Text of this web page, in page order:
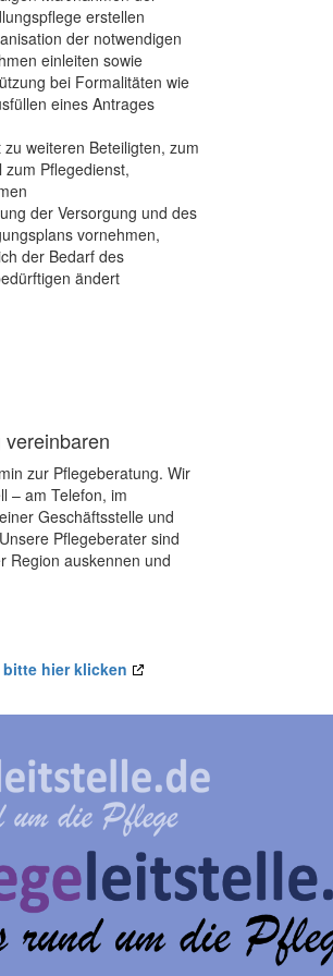
erstellen
der notwendigen
einleiten sowie
bei Formalitäten wie
eines Antrages
zu weiteren Beteiligten, zum
zum Pflegedienst,
der Versorgung und des
vornehmen,
der Bedarf des
ändert
zur Pflegeberatung. Wir
– am Telefon, im
Geschäftsstelle und
Pflegeberater sind
Region auskennen und
bitte hier klicken